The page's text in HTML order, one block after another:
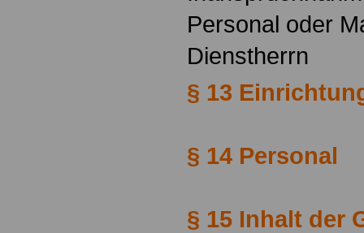
Personal oder
Dienstherrn
§ 13
§ 14 Personal
§ 15 Inhalt der